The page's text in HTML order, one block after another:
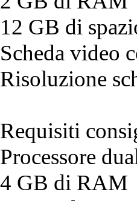
12 GB di
Scheda video
Risoluzione
Requisiti
Processore
4 GB di RAM